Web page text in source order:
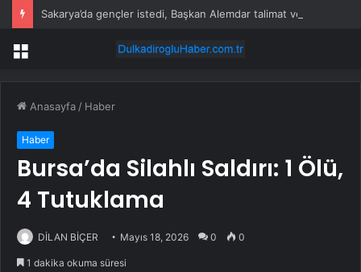
Sakarya’da gençler istedi, Başkan Alemdar talimat verdi
Menü
Anasayfa / Haber
Haber
Bursa’da Silahlı Saldırı: 1 Ölü,
4 Tutuklama
DİLAN BİÇER Mayıs 18, 2026 0 0
1 dakika okuma süresi